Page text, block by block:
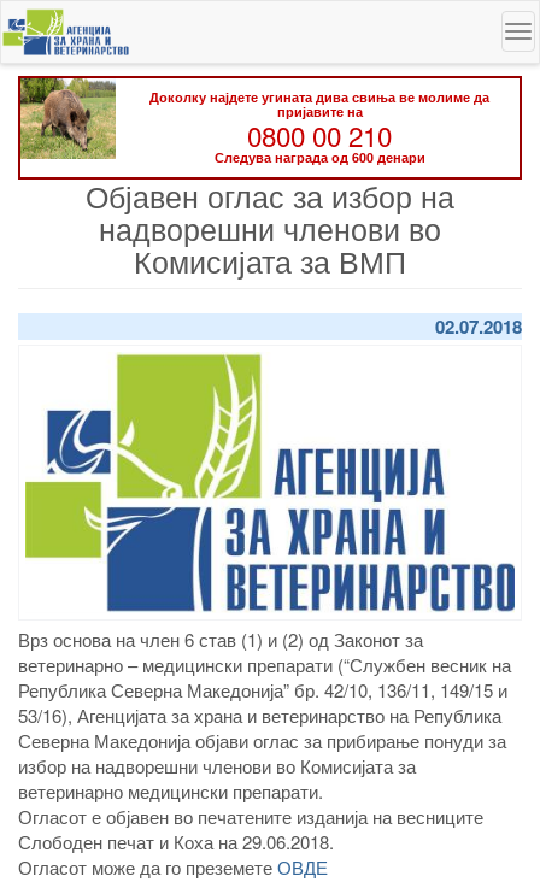
Skip
to
main
content
Доколку најдете угината дива свиња ве молиме да
пријавите на
0800 00 210
Следува награда од 600 денари
Објавен оглас за избор на
надворешни членови во
Комисијата за ВМП
02.07.2018
Врз основа на член 6 став (1) и (2) од Законот за
ветеринарно – медицински препарати (“Службен весник на
Република Северна Македонија” бр. 42/10, 136/11, 149/15 и
53/16), Агенцијата за храна и ветеринарство на Република
Северна Македонија објави оглас за прибирање понуди за
избор на надворешни членови во Комисијата за
ветеринарно медицински препарати.
Огласот е објавен во печатените изданија на весниците
Слободен печат и Коха на 29.06.2018.
Огласот може да го преземетеОВДЕ